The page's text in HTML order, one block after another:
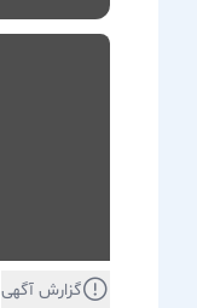
گزارش آگهی